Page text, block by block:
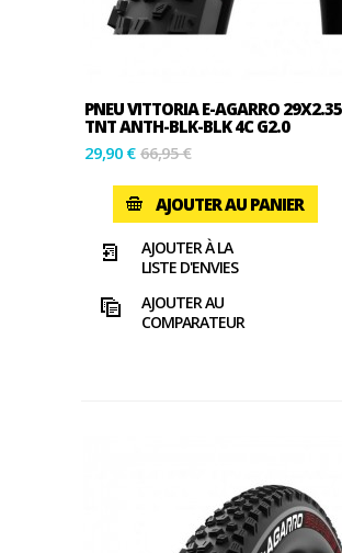
PNEU VITTORIA E-AGARRO
TNT ANTH-BLK-BLK 4C G2.0
29,90 € 66,95 €
AJOUTER AU PANIER
AJOUTER À LA
LISTE D'ENVIES
AJOUTER AU
COMPARATEUR